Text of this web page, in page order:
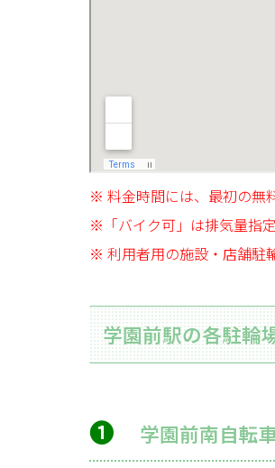
※ 料金時間には、最初の無
※「バイク可」は排気量指
※ 利用者用の施設・店舗駐
学園前駅の各駐輪
➊ 学園前南自転